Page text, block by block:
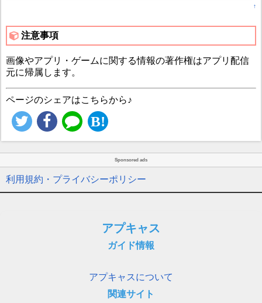
↑
注意事項
画像やアプリ・ゲームに関する情報の著作権はアプリ配信
元に帰属します。
ページのシェアはこちらから♪
Sponsored ads
利用規約・プライバシーポリシー
アプキャス
ガイド情報
アプキャスについて
関連サイト